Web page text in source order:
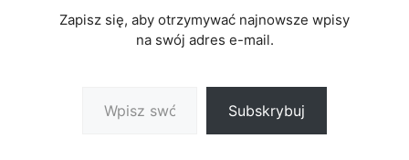
Zapisz się, aby otrzymywać najnowsze wpisy
na swój adres e-mail.
Subskrybuj